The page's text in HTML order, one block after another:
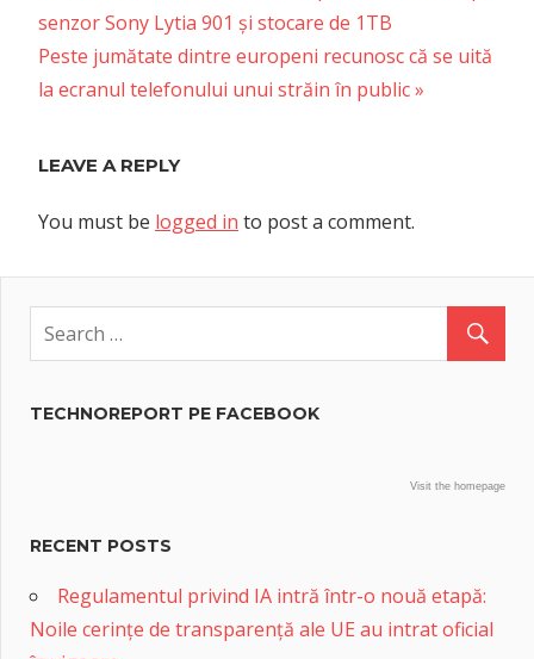
navigation
Post:
senzor Sony Lytia 901 și stocare de 1TB
Next
Post:
Peste jumătate dintre europeni recunosc că se uită
la ecranul telefonului unui străin în public
LEAVE A REPLY
You must be logged in to post a comment.
TECHNOREPORT PE FACEBOOK
Visit the homepage
RECENT POSTS
Regulamentul privind IA intră într-o nouă etapă:
Noile cerințe de transparență ale UE au intrat oficial